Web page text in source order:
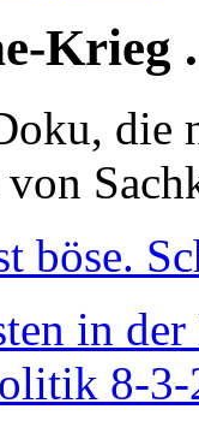
Krieg
die
böse.
in
8-3-